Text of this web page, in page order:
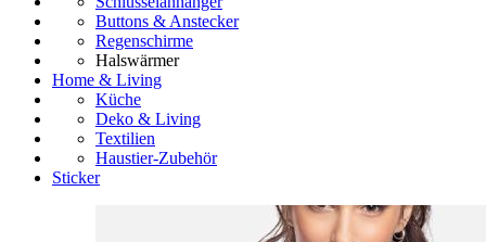
Buttons & Anstecker
Regenschirme
Halswärmer
Home & Living
Küche
Deko & Living
Textilien
Haustier-Zubehör
Sticker